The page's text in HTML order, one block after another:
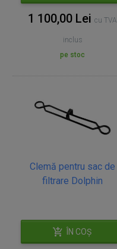
1 100,00 Lei cu TVA
inclus
pe stoc
Clemă pentru sac de
filtrare Dolphin
ÎN COȘ